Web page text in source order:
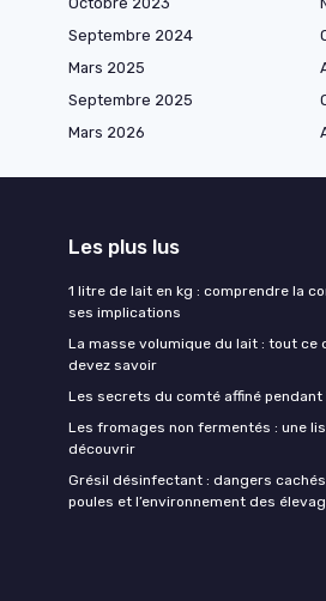
Septembre 2024
Mars 2025
Septembre 2025
Mars 2026
Les plus lus
1 litre de lait en kg : comprendre la
ses implications
La masse volumique du lait : tout ce
devez savoir
Les secrets du comté affiné pendant
Les fromages non fermentés : une
découvrir
Grésil désinfectant : dangers
poules et l’environnement des